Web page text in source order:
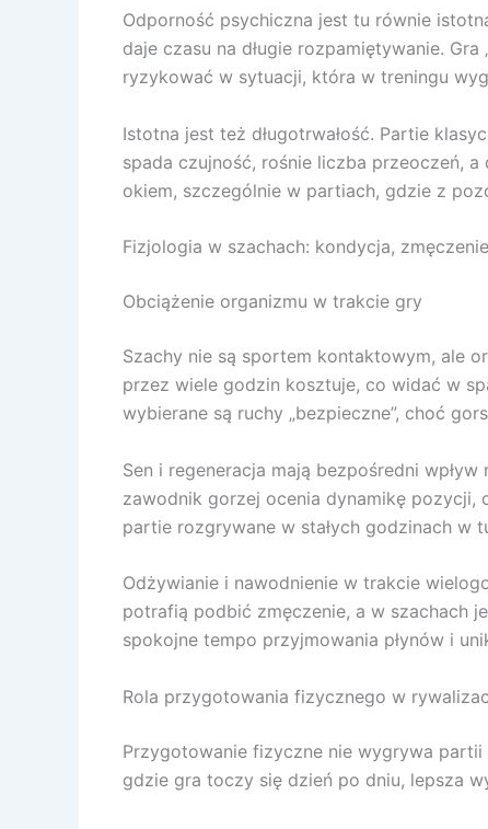
Odporność psychiczna jest tu równie
daje czasu na długie rozpamiętywanie.
ryzykować w sytuacji, która w treningu
Istotna jest też długotrwałość. Partie
spada czujność, rośnie liczba przeoczeń,
okiem, szczególnie w partiach, gdzie z
Fizjologia w szachach: kondycja,
Obciążenie organizmu w trakcie gry
Szachy nie są sportem kontaktowym, ale
przez wiele godzin kosztuje, co widać w
wybierane są ruchy „bezpieczne”, choć
Sen i regeneracja mają bezpośredni
zawodnik gorzej ocenia dynamikę pozycji,
partie rozgrywane w stałych godzinach w
Odżywianie i nawodnienie w trakcie
potrafią podbić zmęczenie, a w szachach
spokojne tempo przyjmowania płynów i
Rola przygotowania fizycznego w
Przygotowanie fizyczne nie wygrywa partii
gdzie gra toczy się dzień po dniu, lepsza